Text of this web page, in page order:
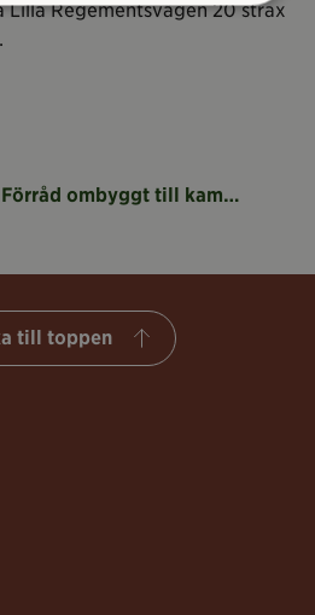
Lilla Regementsvägen 20 strax
Förråd ombyggt till kampsportcenter
till toppen